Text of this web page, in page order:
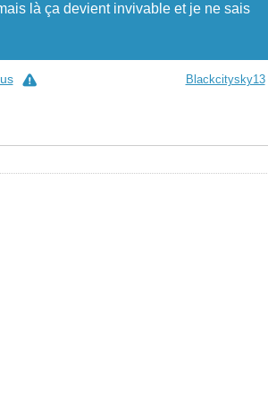
là ça devient invivable et je ne sais
Blackcitysky13